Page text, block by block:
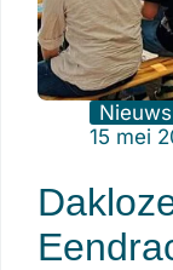
Nieuws
15 mei